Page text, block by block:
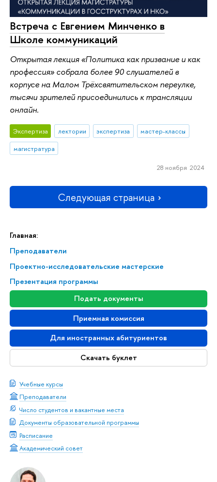
Главная:
Преподаватели
Проектно-исследовательские мастерские
Презентация программы
Подать документы
Приемная комиссия
Для иностранных абитуриентов
Скачать буклет
Учебные курсы
Преподаватели
Число студентов и вакантные места
Документы образовательной программы
Расписание
Академический совет
Встреча с Евгением Минченко в
Школе коммуникаций
Открытая лекция «Политика как призвание и как
профессия» собрала более 90 слушателей в
корпусе на Малом Трёхсвятительском переулке,
тысячи зрителей присоединились к трансляции
онлайн.
Экспертиза лектории экспертиза
мастер-классы
магистратура
28 ноября 2024
Следующая страница